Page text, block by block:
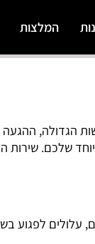
המלצות
ההגעה
שירות
לפגוע